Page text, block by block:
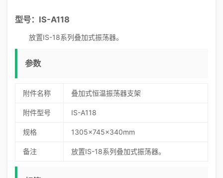
型号：IS-A118
放置IS-18系列叠加式振荡器。
参数
附件名称 叠加式恒温振荡器支架
附件型号 IS-A118
规格 1305x745x340mm
备注 放置IS-18系列叠加式振荡器。